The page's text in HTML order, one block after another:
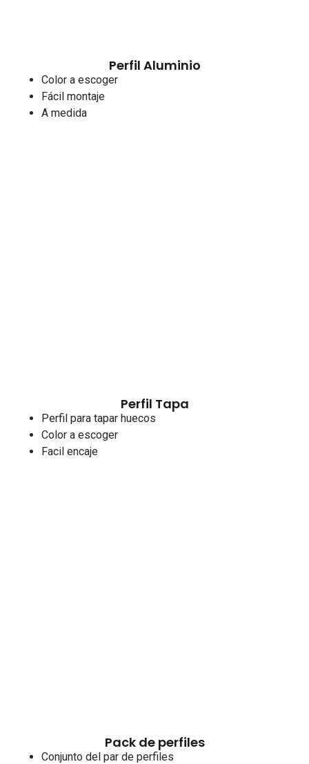
Perfil Aluminio
Color a escoger
Fácil montaje
A medida
Perfil Tapa
Perfil para tapar huecos
Color a escoger
Facil encaje
Pack de perfiles
Conjunto del par de perfiles